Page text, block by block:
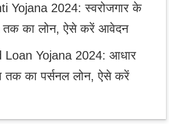
Yojana 2024: स्वरोजगार के
तक का लोन, ऐसे करें आवेदन
Loan Yojana 2024: आधार
तक का पर्सनल लोन, ऐसे करें